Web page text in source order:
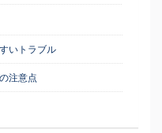
いトラブル
注意点